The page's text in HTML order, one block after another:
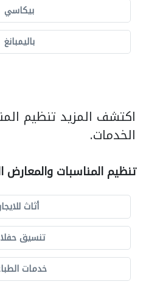
بيكاسي
باليمبانغ
اكتشف المزيد تنظيم
الخدمات.
تنظيم المناسبات والمعارض
أثاث
تنسيق
خدمات